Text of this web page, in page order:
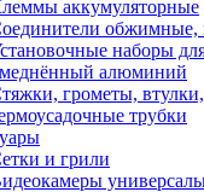
аккумуляторные
обжимные,
наборы
алюминий
грометы,
трубки
и грили